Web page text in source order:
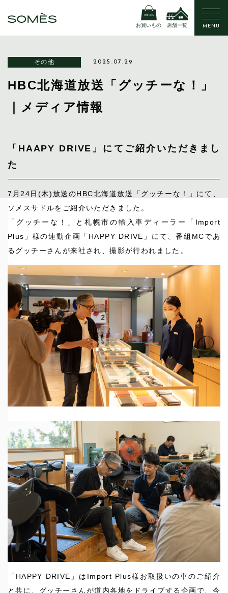
お買いもの 店舗一覧 MENU
その他 2025.07.29
HBC北海道放送「グッチーな！」
｜メディア情報
「HAAPY DRIVE」にてご紹介いただきまし
た
7月24日(木)放送のHBC北海道放送「グッチーな！」にて、
ソメスサドルをご紹介いただきました。
「グッチーな！」と札幌市の輸入車ディーラー「Import
Plus」様の連動企画「HAPPY DRIVE」にて、番組MCであ
るグッチーさんが来社され、撮影が行われました。
「HAPPY DRIVE」はImport Plus様お取扱いの車のご紹介
と共に、グッチーさんが道内各地をドライブする企画で、今